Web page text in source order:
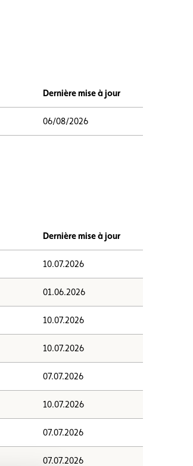
Dernière mise à jour
06/08/2026
Dernière mise à jour
10.07.2026
01.06.2026
10.07.2026
10.07.2026
07.07.2026
10.07.2026
07.07.2026
07.07.2026